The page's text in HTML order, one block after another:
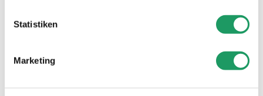
Statistiken
Marketing
Wirtschaftsraum zuvor gekürzt.
IP-Adresse an einen Server von